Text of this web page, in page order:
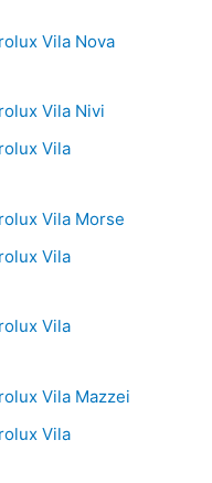
Vila Nova
Vila Nivi
Vila
Vila Morse
Vila
Vila
Vila Mazzei
Vila